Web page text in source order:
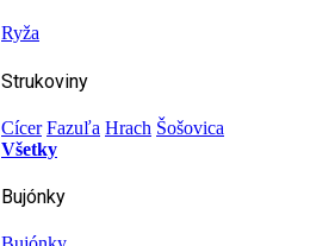
Ryža
Strukoviny
Cícer Fazuľa Hrach Šošovica
Všetky
Bujónky